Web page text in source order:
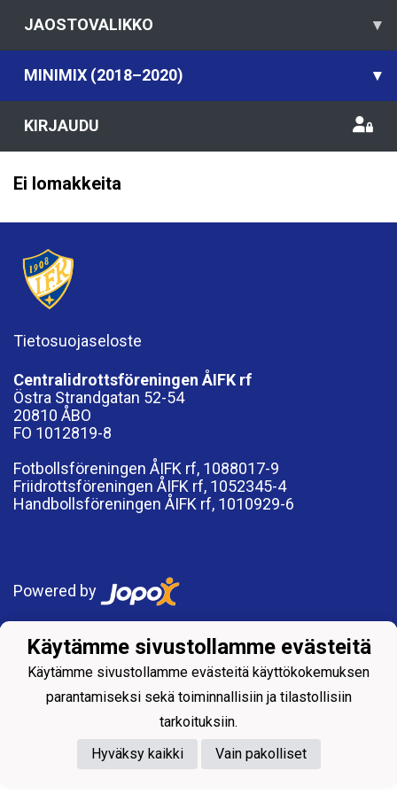
JAOSTOVALIKKO ▾
MINIMIX (2018–2020) ▾
KIRJAUDU
Ei lomakkeita
Tietosuojaseloste
Centralidrottsföreningen ÅIFK rf
Östra Strandgatan 52-54
20810 ÅBO
FO 1012819-8
Fotbollsföreningen ÅIFK rf, 1088017-9
Friidrottsföreningen ÅIFK rf, 1052345-4
Handbollsföreningen ÅIFK rf, 1010929-6
Powered by
Käytämme sivustollamme evästeitä
Käytämme sivustollamme evästeitä käyttökokemuksen
parantamiseksi sekä toiminnallisiin ja tilastollisiin
tarkoituksiin.
Hyväksy kaikki
Vain pakolliset